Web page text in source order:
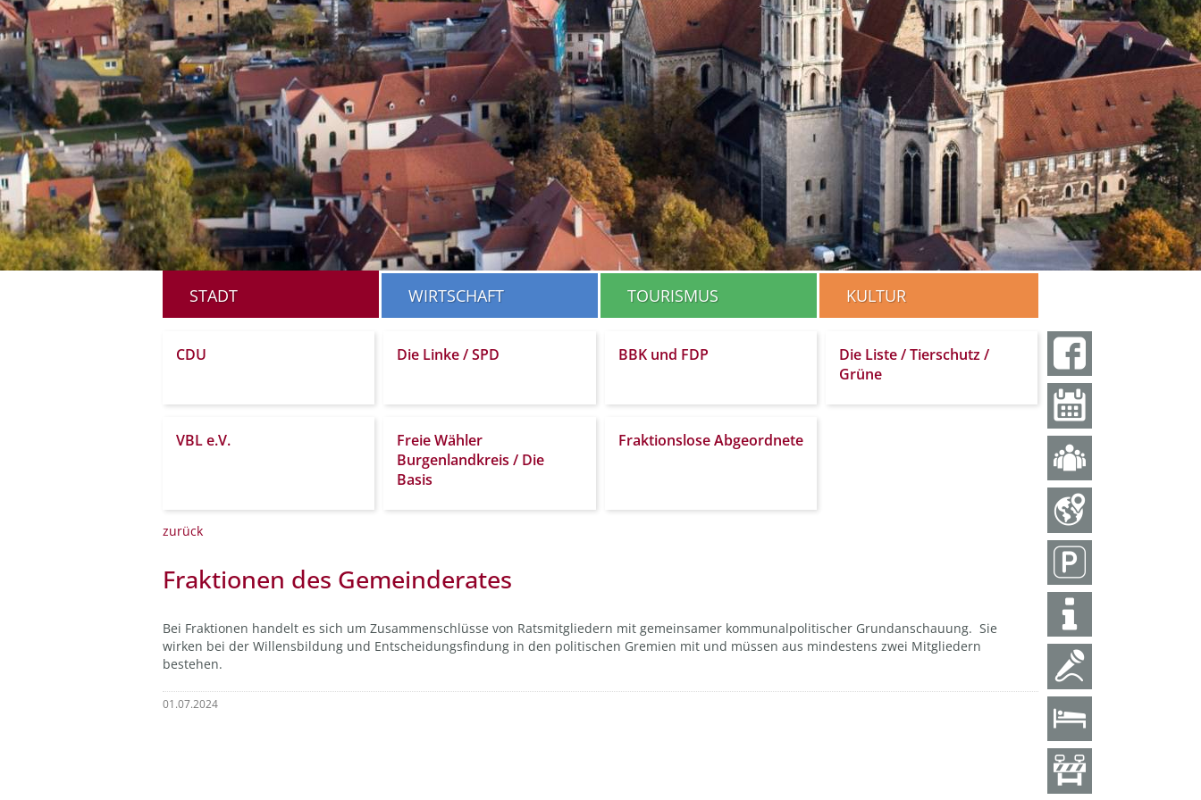
STADT WIRTSCHAFT TOURISMUS KULTUR
CDU Die Linke / SPD BBK und FDP
Die Liste / Tierschutz /
Grüne
VBL e.V.
Freie Wähler
Burgenlandkreis / Die
Basis
Fraktionslose Abgeordnete
zurück
Fraktionen des Gemeinderates
Bei Fraktionen handelt es sich um Zusammenschlüsse von Ratsmitgliedern mit gemeinsamer kommunalpolitischer Grundanschauung. Sie
wirken bei der Willensbildung und Entscheidungsfindung in den politischen Gremien mit und müssen aus mindestens zwei Mitgliedern
bestehen.
01.07.2024